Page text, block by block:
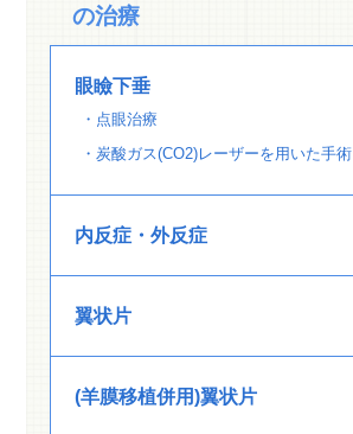
の治療
眼瞼下垂
・点眼治療
・炭酸ガス(CO2)レーザーを用いた手術
内反症・外反症
翼状片
(羊膜移植併用)翼状片